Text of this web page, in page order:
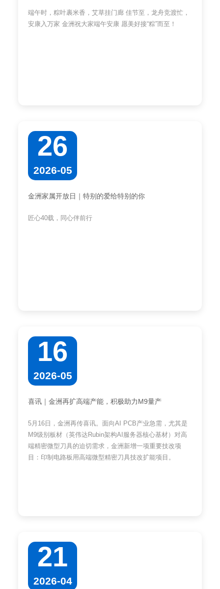
端午时，粽叶裹米香，艾草挂门廊 佳节至，龙舟竞渡忙，
安康入万家 金洲祝大家端午安康 愿美好接“粽”而至！
26
2026-05
金洲家属开放日｜特别的爱给特别的你
匠心40载，同心伴前行
16
2026-05
喜讯｜金洲再扩高端产能，积极助力M9量产
5月16日，金洲再传喜讯。面向AI PCB产业急需，尤其是
M9级别板材（英伟达Rubin架构AI服务器核心基材）对高
端精密微型刀具的迫切需求，金洲新增一项重要技改项
目：印制电路板用高端微型精密刀具技改扩能项目。
21
2026-04